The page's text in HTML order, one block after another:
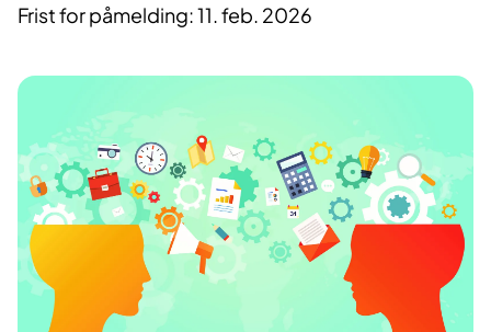
Frist for påmelding: 11. feb. 2026